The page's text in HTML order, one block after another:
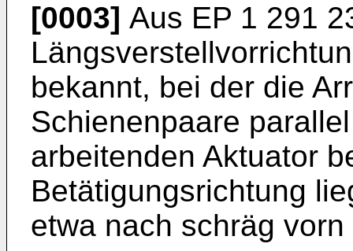
[0003] Aus EP 1 291
bekannt, bei der die
Schienenpaare
arbeitenden Aktuator
Betätigungsrichtung
etwa nach schräg